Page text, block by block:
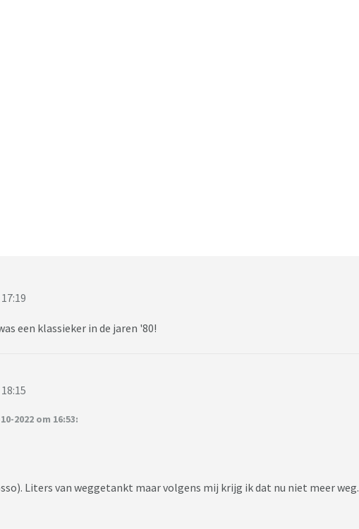
een klassieker in de jaren '80!
2022 om 16:53:
Liters van weggetankt maar volgens mij krijg ik dat nu niet meer weg.